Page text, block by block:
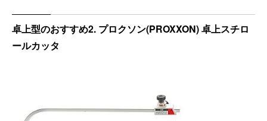
卓上型のおすすめ2. プロクソン(PROXXON) 卓上スチロ
ールカッタ